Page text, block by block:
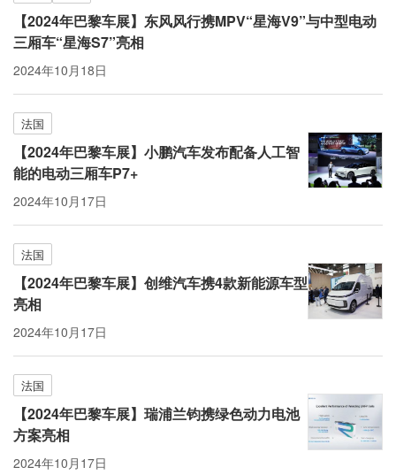
【2024年巴黎车展】东风风行携MPV“星海V9”与中型电动
三厢车“星海S7”亮相
2024年10月18日
法国
【2024年巴黎车展】小鹏汽车发布配备人工智
能的电动三厢车P7+
2024年10月17日
法国
【2024年巴黎车展】创维汽车携4款新能源车型
亮相
2024年10月17日
法国
【2024年巴黎车展】瑞浦兰钧携绿色动力电池
方案亮相
2024年10月17日